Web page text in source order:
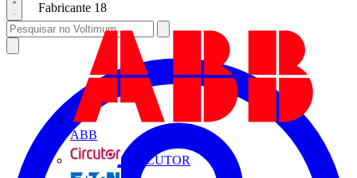
Fabricante 18
ABB
CIRCUTOR